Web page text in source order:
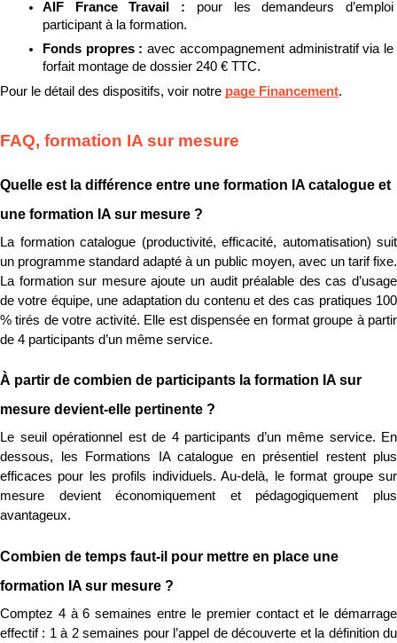
AIF France Travail : pour les demandeurs d’emploi
participant à la formation.
Fonds propres : avec accompagnement administratif via le
forfait montage de dossier 240 € TTC.
Pour le détail des dispositifs, voir notre page Financement.
FAQ, formation IA sur mesure
Quelle est la différence entre une formation IA catalogue et
une formation IA sur mesure ?
La formation catalogue (productivité, efficacité, automatisation) suit
un programme standard adapté à un public moyen, avec un tarif fixe.
La formation sur mesure ajoute un audit préalable des cas d’usage
de votre équipe, une adaptation du contenu et des cas pratiques 100
% tirés de votre activité. Elle est dispensée en format groupe à partir
de 4 participants d’un même service.
À partir de combien de participants la formation IA sur
mesure devient-elle pertinente ?
Le seuil opérationnel est de 4 participants d’un même service. En
dessous, les Formations IA catalogue en présentiel restent plus
efficaces pour les profils individuels. Au-delà, le format groupe sur
mesure devient économiquement et pédagogiquement plus
avantageux.
Combien de temps faut-il pour mettre en place une
formation IA sur mesure ?
Comptez 4 à 6 semaines entre le premier contact et le démarrage
effectif : 1 à 2 semaines pour l’appel de découverte et la définition du